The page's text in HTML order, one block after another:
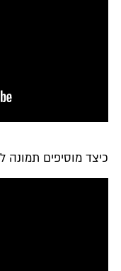
כיצד מוסיפים תמונה